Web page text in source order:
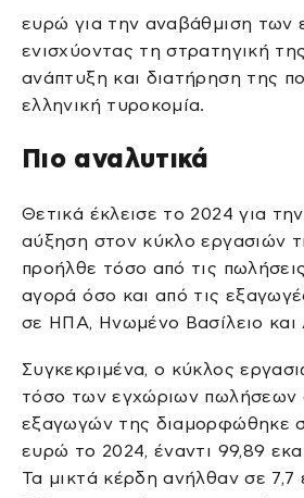
ευρώ για την αναβάθμιση των
ενισχύοντας τη στρατηγική
ανάπτυξη και διατήρηση της
ελληνική τυροκομία.
Πιο αναλυτικά
Θετικά έκλεισε το 2024 για
αύξηση στον κύκλο εργασιών
προήλθε τόσο από τις
αγορά όσο και από τις
σε ΗΠΑ, Ηνωμένο Βασίλειο και
Συγκεκριμένα, ο κύκλος
τόσο των εγχώριων πωλήσεων
εξαγωγών της διαμορφώθηκε
ευρώ το 2024, έναντι 99,89
Τα μικτά κέρδη ανήλθαν σε